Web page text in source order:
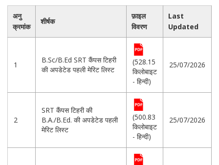
अनु
क्रमांक
शीर्षक
फ़ाइल
विवरण
Last
Updated
1
B.Sc/B.Ed SRT कैंपस टिहरी
की अपडेटेड पहली मेरिट लिस्ट
(528.15
किलोबाइट
- हिन्दी)
25/07/2026
2
SRT कैंपस टिहरी की
B.A./B.Ed. की अपडेटेड पहली
मेरिट लिस्ट
(500.83
किलोबाइट
- हिन्दी)
25/07/2026